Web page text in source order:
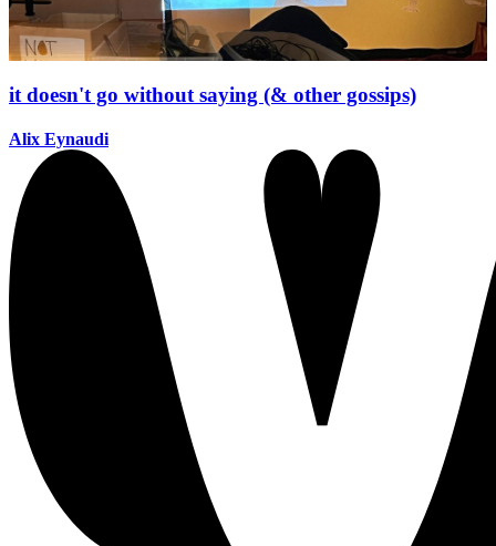
it doesn't go without saying (& other gossips)
Alix Eynaudi